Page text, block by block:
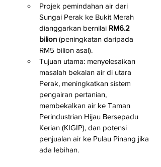
Projek pemindahan air dari
Sungai Perak ke Bukit Merah
dianggarkan bernilai RM6.2
bilion (peningkatan daripada
RM5 bilion asal).
Tujuan utama: menyelesaikan
masalah bekalan air di utara
Perak, meningkatkan sistem
pengairan pertanian,
membekalkan air ke Taman
Perindustrian Hijau Bersepadu
Kerian (KIGIP), dan potensi
penjualan air ke Pulau Pinang jika
ada lebihan.